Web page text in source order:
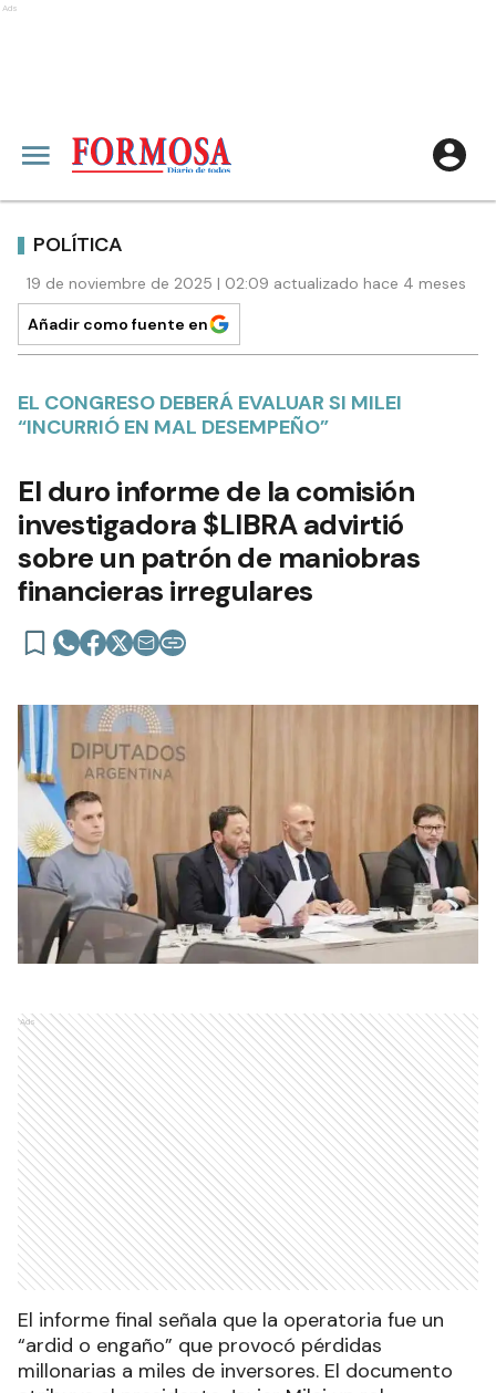
Ads
POLÍTICA
19 de noviembre de 2025 | 02:09 actualizado hace 4 meses
Añadir como fuente en
EL CONGRESO DEBERÁ EVALUAR SI MILEI
“INCURRIÓ EN MAL DESEMPEÑO”
El duro informe de la comisión
investigadora $LIBRA advirtió
sobre un patrón de maniobras
financieras irregulares
Ads
El informe final señala que la operatoria fue un
“ardid o engaño” que provocó pérdidas
millonarias a miles de inversores. El documento